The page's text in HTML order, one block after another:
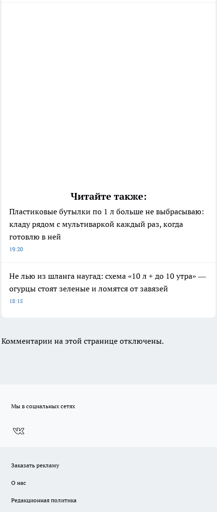
Читайте также:
Пластиковые бутылки по 1 л больше не выбрасываю:
кладу рядом с мультиваркой каждый раз, когда
готовлю в ней
19:20
Не лью из шланга наугад: схема «10 л + до 10 утра» —
огурцы стоят зеленые и ломятся от завязей
18:15
Комментарии на этой странице отключены.
Мы в социальных сетях
Заказать рекламу
О нас
Редакционная политика